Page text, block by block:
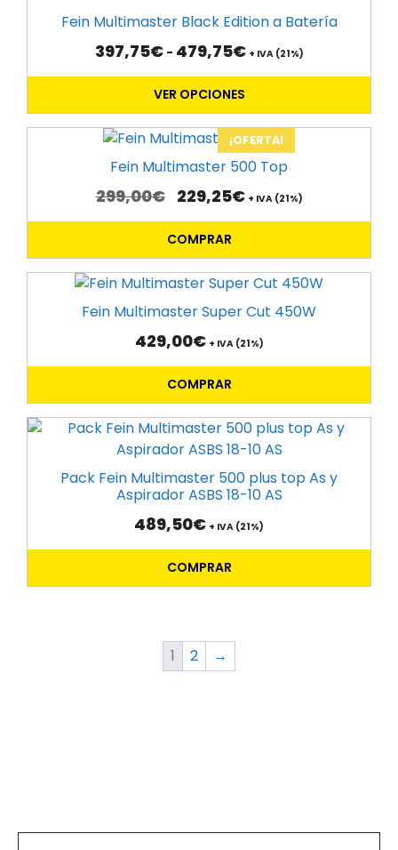
pueden
la
de
Fein Multimaster Black Edition a Batería
397,75€ - 479,75€Rango
precios:
397,75€
hasta
479,75€
+ IVA (21%)
VER OPCIONES
producto
variantes.
opciones
la
de
producto
¡OFERTA!
Fein Multimaster 500 Top
299,00€
El
precio
original
era:
299,00€.
229,25€El
precio
actual
229,25€.
+ IVA (21%)
COMPRAR
Fein Multimaster Super Cut 450W
429,00€ + IVA (21%)
COMPRAR
Pack Fein Multimaster 500 plus top As y
Aspirador ASBS 18-10 AS
489,50€ + IVA (21%)
COMPRAR
1 2 →